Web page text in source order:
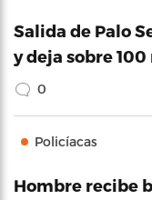
Salida de Palo
y deja sobre
0
Policíacas
Hombre recibe